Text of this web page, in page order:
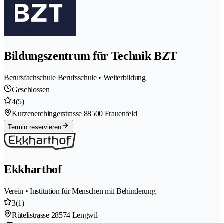
Bildungszentrum für Technik BZT
Berufsfachschule Berufsschule • Weiterbildung
Geschlossen
4(5)
Kurzenerchingerstrasse 88500 Frauenfeld
Termin reservieren
Ekkharthof
Verein • Institution für Menschen mit Behinderung
3(1)
Rütelistrasse 28574 Lengwil